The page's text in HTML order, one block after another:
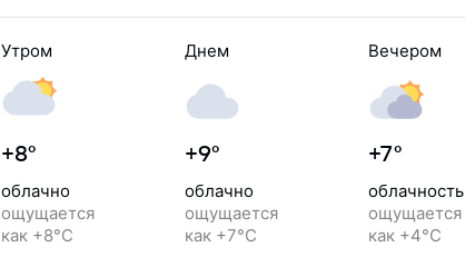
Утром
+8°
облачно
ощущается
как +8°C
Днем
+9°
облачно
ощущается
как +7°C
Вечером
+7°
облачность
ощущается
как +4°C